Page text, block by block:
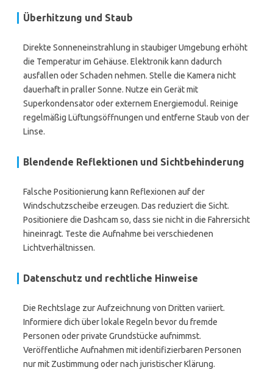
Überhitzung und Staub
Direkte Sonneneinstrahlung in staubiger Umgebung erhöht
die Temperatur im Gehäuse. Elektronik kann dadurch
ausfallen oder Schaden nehmen. Stelle die Kamera nicht
dauerhaft in praller Sonne. Nutze ein Gerät mit
Superkondensator oder externem Energiemodul. Reinige
regelmäßig Lüftungsöffnungen und entferne Staub von der
Linse.
Blendende Reflektionen und Sichtbehinderung
Falsche Positionierung kann Reflexionen auf der
Windschutzscheibe erzeugen. Das reduziert die Sicht.
Positioniere die Dashcam so, dass sie nicht in die Fahrersicht
hineinragt. Teste die Aufnahme bei verschiedenen
Lichtverhältnissen.
Datenschutz und rechtliche Hinweise
Die Rechtslage zur Aufzeichnung von Dritten variiert.
Informiere dich über lokale Regeln bevor du fremde
Personen oder private Grundstücke aufnimmst.
Veröffentliche Aufnahmen mit identifizierbaren Personen
nur mit Zustimmung oder nach juristischer Klärung.